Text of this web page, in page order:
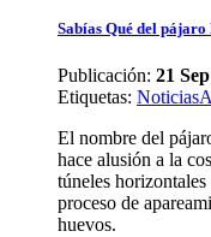
Sabías Qué del
Publicación: 21
Etiquetas: Noticias
El nombre del
hace alusión a la
túneles
proceso de
huevos.